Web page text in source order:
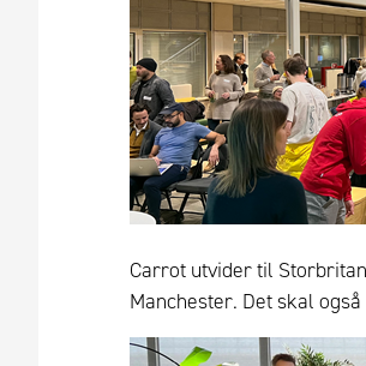
Carrot utvider til
Manchester. Det skal